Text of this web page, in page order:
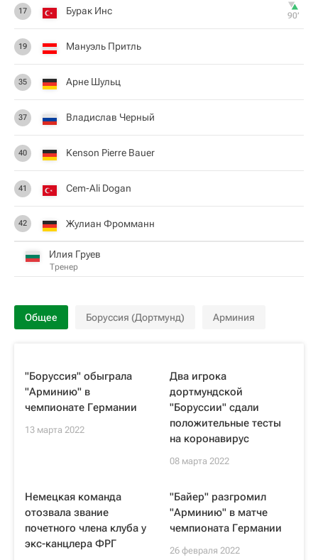
17 Бурак Инс 90‎’‎
19 Мануэль Притль
35 Арне Шульц
37 Владислав Черный
40 Kenson Pierre Bauer
41 Cem-Ali Dogan
42 Жулиан Фромманн
Илия Груев
Тренер
Общее Боруссия (Дортмунд) Арминия
"Боруссия" обыграла
"Арминию" в
чемпионате Германии
13 марта 2022
Два игрока
дортмундской
"Боруссии" сдали
положительные тесты
на коронавирус
08 марта 2022
Немецкая команда
отозвала звание
почетного члена клуба у
экс-канцлера ФРГ
"Байер" разгромил
"Арминию" в матче
чемпионата Германии
26 февраля 2022